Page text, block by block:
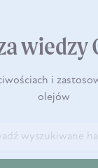
wiedzy
i
olejów